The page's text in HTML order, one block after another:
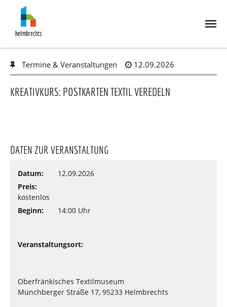
main
content
Termine & Veranstaltungen 12.09.2026
KREATIVKURS: POSTKARTEN TEXTIL VEREDELN
DATEN ZUR VERANSTALTUNG
Datum:
12.09.2026
Preis:
kostenlos
Beginn:
14:00 Uhr
Veranstaltungsort:
Oberfränkisches Textilmuseum
Münchberger Straße 17, 95233 Helmbrechts